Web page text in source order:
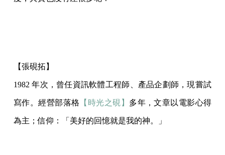
【張硯拓】
1982 年次，曾任資訊軟體工程師、產品企劃師，現嘗試
寫作。經營部落格 【時光之硯】 多年，文章以電影心得
為主；信仰：「美好的回憶就是我的神。」